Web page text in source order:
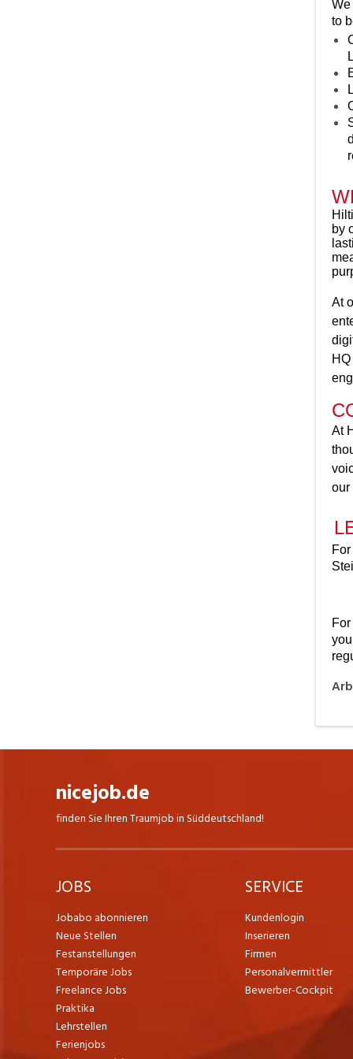
We
to
by
At
At
our
nicejob.de
finden Sie Ihren Traumjob in Süddeutschland!
JOBS
Jobabo abonnieren
Neue Stellen
Festanstellungen
Temporäre Jobs
Freelance Jobs
Praktika
Lehrstellen
Ferienjobs
SERVICE
Kundenlogin
Inserieren
Firmen
Personalvermittler
Bewerber-Cockpit